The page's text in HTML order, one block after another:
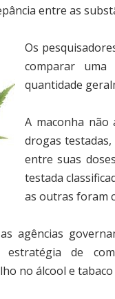
entre as
Os
comparar
quantidade
A maconha não
drogas
entre suas
testada
as outras foram
agências
de
no álcool e